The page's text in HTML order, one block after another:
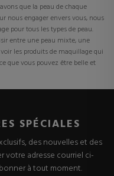
que la peau de chaque
nous engager envers vous, nous
pour tous les types de peau.
entre une peau mixte, une
les produits de maquillage qui
que vous pouvez être belle et
SPÉCIALES
des nouvelles et des
votre adresse courriel ci-
à tout moment.